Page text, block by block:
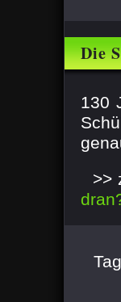
Die
130
>>